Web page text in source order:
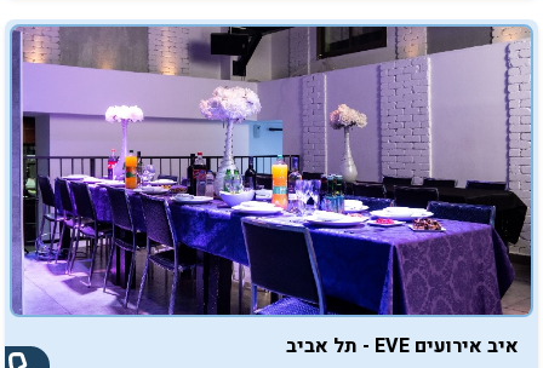
איב אירועים EVE - תל אביב